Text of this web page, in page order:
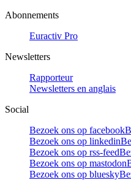
Abonnements
Euractiv Pro
Newsletters
Rapporteur
Newsletters en anglais
Social
Bezoek ons op facebook
Bezoek ons op linkedin
Bezoek ons op rss-feed
Bezoek ons op mastodon
Bezoek ons op bluesky